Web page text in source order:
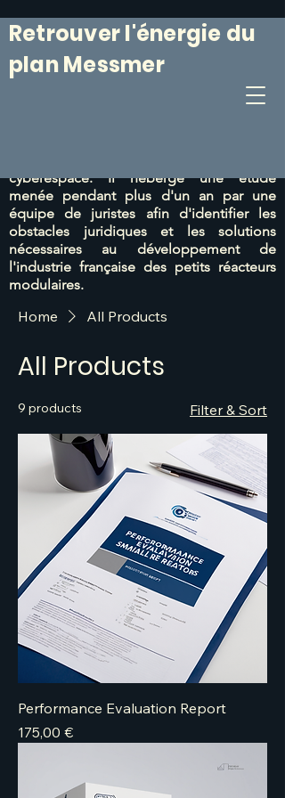
Le 6 mars 1974, le Plan Messmer était
d'un programme de
cyberespace. Il héberge une étude
menée pendant plus d'un an par une
équipe de juristes afin d'identifier les
obstacles juridiques et les solutions
nécessaires au développement de
l'industrie française des petits réacteurs
modulaires.
Retrouver l'énergie du
plan Messmer
Home All Products
All Products
9 products Filter & Sort
Performance Evaluation Report
Price
175,00 €